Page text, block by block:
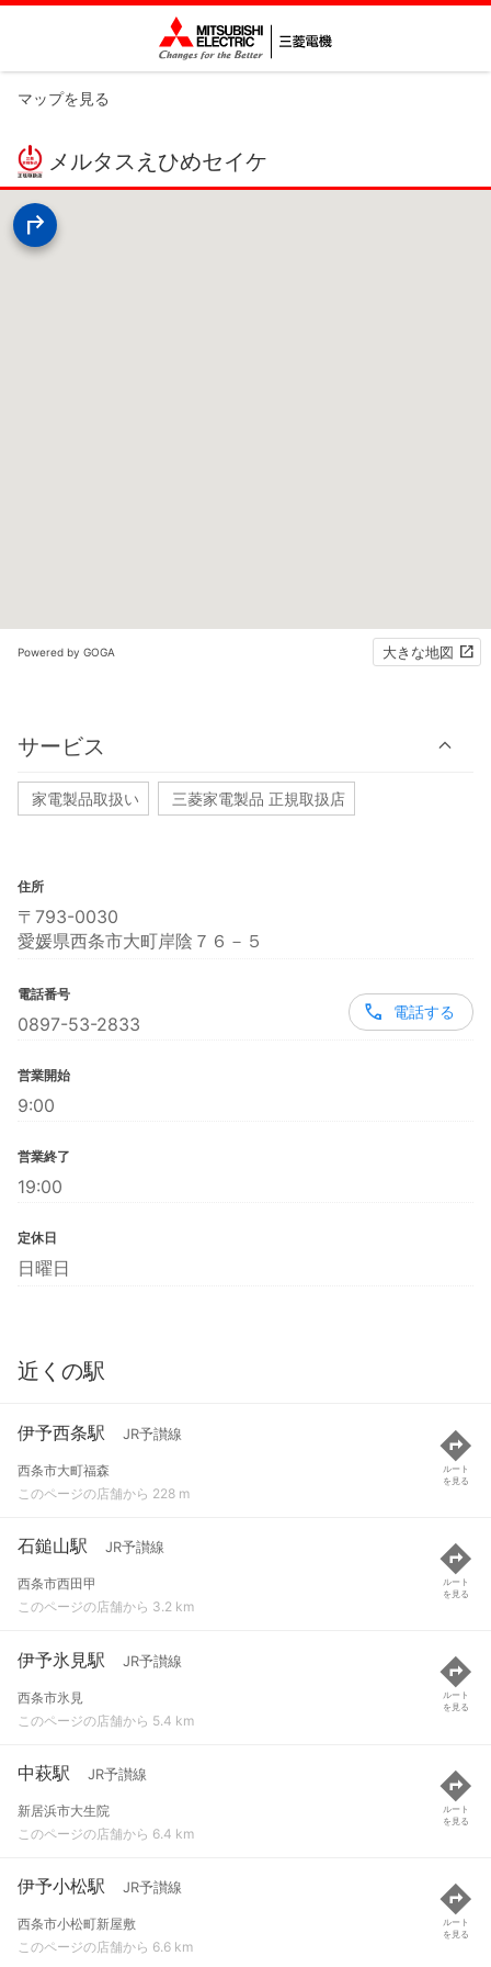
マップを見る
メルタスえひめセイケ
Powered by GOGA 大きな地図
サービス
家電製品取扱い 三菱家電製品 正規取扱店
住所
〒793-0030
愛媛県西条市大町岸陰７６－５
電話番号
0897-53-2833
電話する
営業開始
9:00
営業終了
19:00
定休日
日曜日
近くの駅
伊予西条駅 JR予讃線
西条市大町福森
このページの店舗から 228 m
ルート
を見る
石鎚山駅 JR予讃線
西条市西田甲
このページの店舗から 3.2 km
ルート
を見る
伊予氷見駅 JR予讃線
西条市氷見
このページの店舗から 5.4 km
ルート
を見る
中萩駅 JR予讃線
新居浜市大生院
このページの店舗から 6.4 km
ルート
を見る
伊予小松駅 JR予讃線
西条市小松町新屋敷
このページの店舗から 6.6 km
ルート
を見る